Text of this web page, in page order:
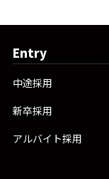
Entry
中途採用
新卒採用
アルバイト採用